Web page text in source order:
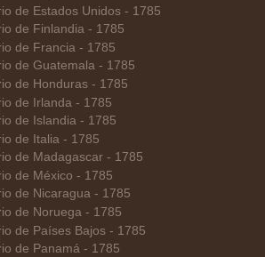
de Estados Unidos - 1785
de Finlandia - 1785
de Francia - 1785
de Guatemala - 1785
de Honduras - 1785
de Irlanda - 1785
de Islandia - 1785
de Italia - 1785
de Madagascar - 1785
de México - 1785
de Nicaragua - 1785
de Noruega - 1785
de Países Bajos - 1785
de Panamá - 1785